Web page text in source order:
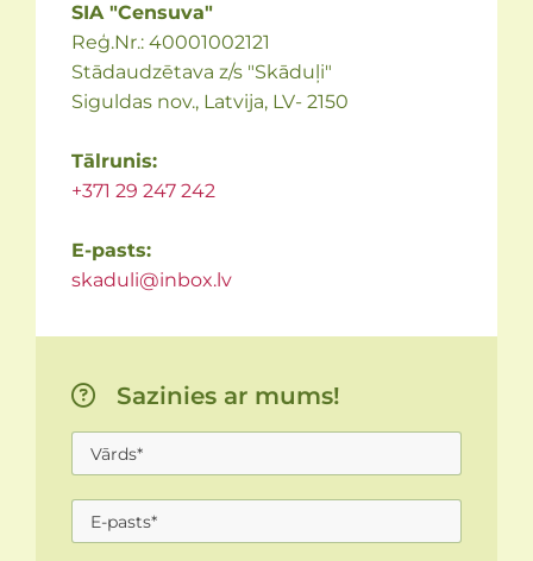
SIA "Censuva"
Reģ.Nr.: 40001002121
Stādaudzētava z/s "Skāduļi"
Siguldas nov., Latvija, LV- 2150
Tālrunis:
+371 29 247 242
E-pasts:
skaduli@inbox.lv
 Sazinies ar mums!